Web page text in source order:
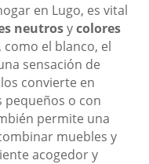
en Lugo, es vital
neutrosycolores
el blanco, el
sensación de
convierte en
pequeños o con
permite una
muebles y
acogedor y